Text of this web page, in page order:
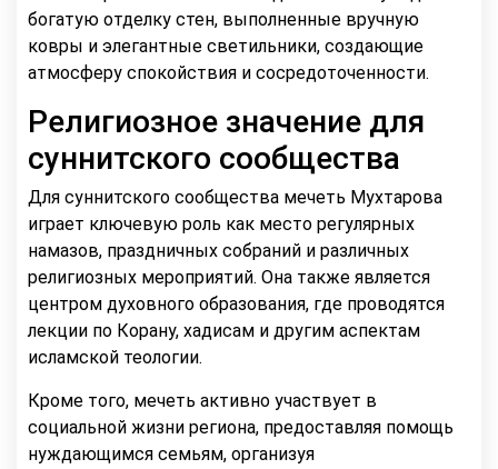
богатую отделку стен, выполненные вручную
ковры и элегантные светильники, создающие
атмосферу спокойствия и сосредоточенности.
Религиозное значение для
суннитского сообщества
Для суннитского сообщества мечеть Мухтарова
играет ключевую роль как место регулярных
намазов, праздничных собраний и различных
религиозных мероприятий. Она также является
центром духовного образования, где проводятся
лекции по Корану, хадисам и другим аспектам
исламской теологии.
Кроме того, мечеть активно участвует в
социальной жизни региона, предоставляя помощь
нуждающимся семьям, организуя